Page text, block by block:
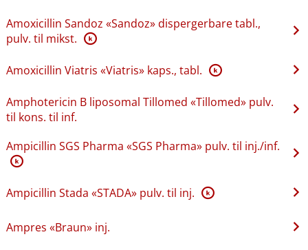
Amoxicillin Sandoz «Sandoz» dispergerbare tabl.,
pulv. til mikst. K
Amoxicillin Viatris «Viatris» kaps., tabl. K
Amphotericin B liposomal Tillomed «Tillomed» pulv.
til kons. til inf.
Ampicillin SGS Pharma «SGS Pharma» pulv. til inj.​/​inf.
K
Ampicillin Stada «STADA» pulv. til inj. K
Ampres «Braun» inj.